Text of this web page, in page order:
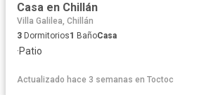
Casa en Chillán
Villa Galilea, Chillán
3 Dormitorios1 BañoCasa
·Patio
Actualizado hace 3 semanas en Toctoc